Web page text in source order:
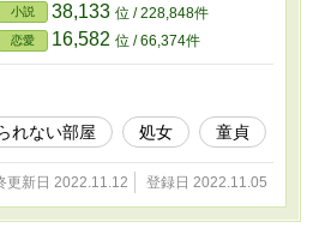
小説 38,133 位 / 228,848件
恋愛 16,582 位 / 66,374件
れない部屋
処女 童貞
更新日 2022.11.12 登録日 2022.11.05